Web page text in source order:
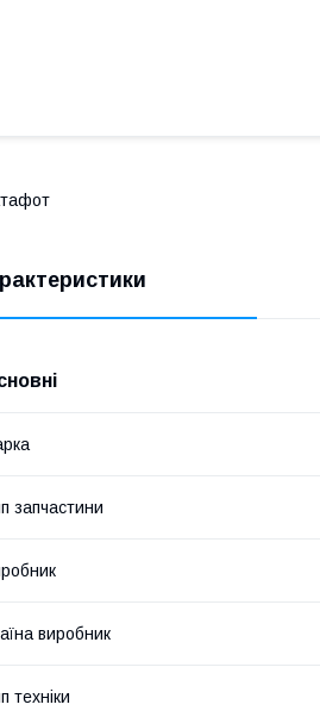
запчастини
виробник
техніки